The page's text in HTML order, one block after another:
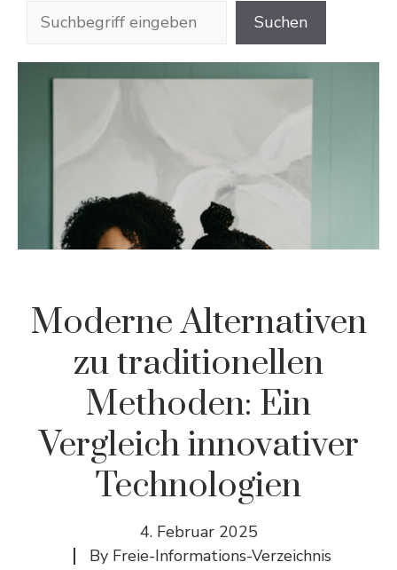
Suchen
Moderne Alternativen
zu traditionellen
Methoden: Ein
Vergleich innovativer
Technologien
4. Februar 2025
By Freie-Informations-Verzeichnis